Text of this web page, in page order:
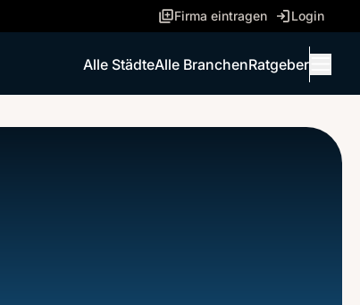
Firma eintragen Login
Alle StädteAlle BranchenRatgeber